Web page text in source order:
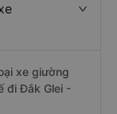
xe giường
đi Đắk Glei -